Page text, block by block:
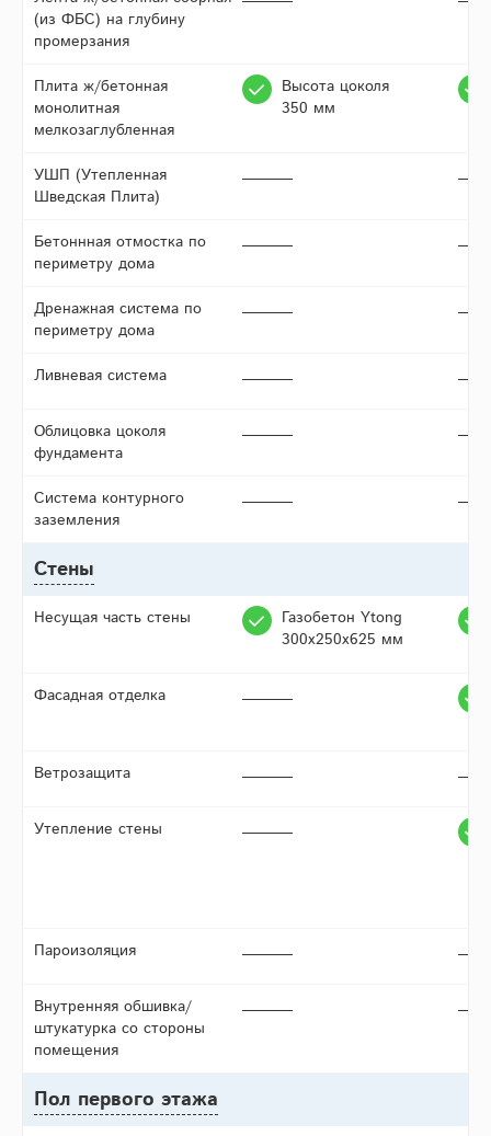
(из ФБС) на глубину
промерзания
Плита ж/бетонная
монолитная
мелкозаглубленная
Высота цоколя
350 мм
УШП (Утепленная
Шведская Плита)
Бетоннная отмостка по
периметру дома
Дренажная система по
периметру дома
Ливневая система
Облицовка цоколя
фундамента
Система контурного
заземления
Стены
Несущая часть стены
Газобетон Ytong
300х250х625 мм
Фасадная отделка
Ветрозащита
Утепление стены
Пароизоляция
Внутренняя обшивка/
штукатурка со стороны
помещения
Пол первого этажа